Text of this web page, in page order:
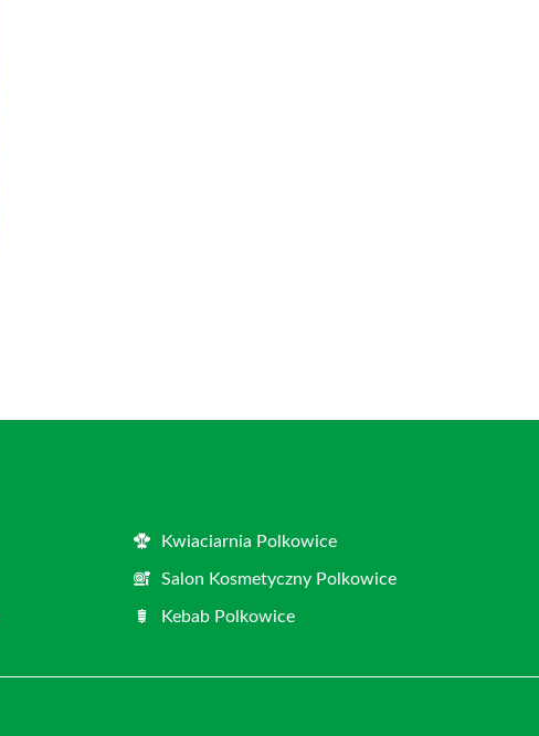
Kwiaciarnia Polkowice
Salon Kosmetyczny Polkowice
Kebab Polkowice